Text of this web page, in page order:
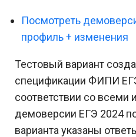
Посмотреть
профиль + изменения
Тестовый вариант
спецификации ФИПИ
соответствии со всеми
демоверсии ЕГЭ 2024
варианта указаны